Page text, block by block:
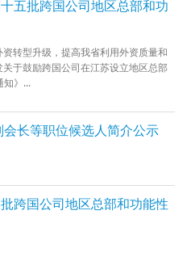
五批跨国公司地区总部和功
转型升级，提高我省利用外资质量和
于鼓励跨国公司在江苏设立地区总部
知》...
长等职位候选人简介公示
跨国公司地区总部和功能性